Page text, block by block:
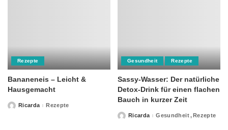
Rezepte
Bananeneis – Leicht &
Hausgemacht
PostedRicarda Rezepte
Gesundheit Rezepte
Sassy-Wasser: Der natürliche
Detox-Drink für einen flachen
Bauch in kurzer Zeit
PostedRicarda Gesundheit Rezepte